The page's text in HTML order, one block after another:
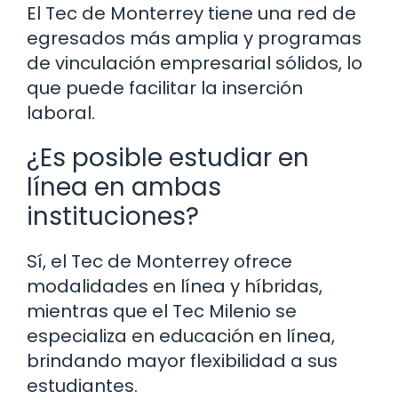
El Tec de Monterrey tiene una red de
egresados más amplia y programas
de vinculación empresarial sólidos, lo
que puede facilitar la inserción
laboral.
¿Es posible estudiar en
línea en ambas
instituciones?
Sí, el Tec de Monterrey ofrece
modalidades en línea y híbridas,
mientras que el Tec Milenio se
especializa en educación en línea,
brindando mayor flexibilidad a sus
estudiantes.